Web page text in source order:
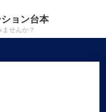
ョン台本
せんか？